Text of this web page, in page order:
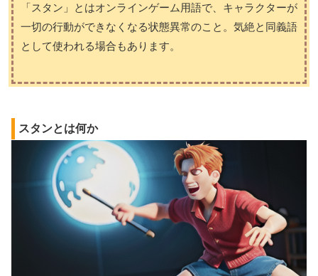
「スタン」とはオンラインゲーム用語で、キャラクターが
一切の行動ができなくなる状態異常のこと。気絶と同義語
として使われる場合もあります。
スタンとは何か